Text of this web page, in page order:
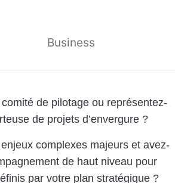
Business
de pilotage ou représentez-
de projets d’envergure ?
complexes majeurs et avez-
de haut niveau pour
par votre plan stratégique ?